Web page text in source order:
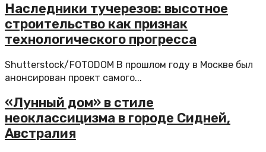
Наследники тучерезов: высотное
строительство как признак
технологического прогресса
Shutterstock/FOTODOM В прошлом году в Москве был
анонсирован проект самого...
«Лунный дом» в стиле
неоклассицизма в городе Сидней,
Австралия